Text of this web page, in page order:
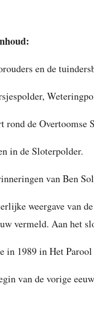
en de
rond de Overtoomse
in de Sloterpolder.
van Ben
weergave van
vermeld. Aan het
in 1989 in Het
van de vorige